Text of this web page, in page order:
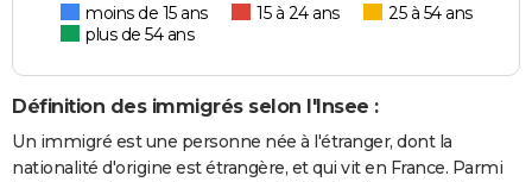
moins de 15 ans 15 à 24 ans
25 à 54 ans
plus de 54 ans
Définition des immigrés selon l'Insee :
Un immigré est une personne née à l'étranger, dont la
nationalité d'origine est étrangère, et qui vit en France. Parmi